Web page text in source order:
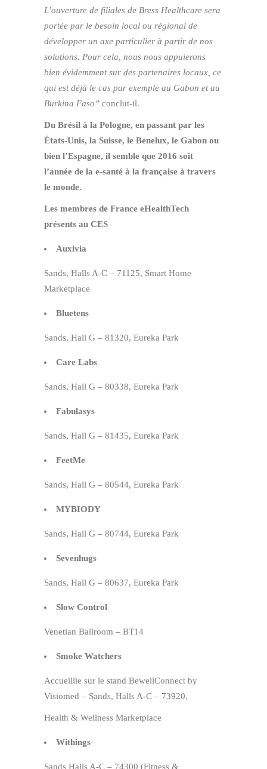
L’ouverture de filiales de Bress Healthcare sera
portée par le besoin local ou régional de
développer un axe particulier à partir de nos
solutions. Pour cela, nous nous appuierons
bien évidemment sur des partenaires locaux, ce
qui est déjà le cas par exemple au Gabon et au
Burkina Faso” conclut-il.
Du Brésil à la Pologne, en passant par les
États-Unis, la Suisse, le Benelux, le Gabon ou
bien l’Espagne, il semble que 2016 soit
l’année de la e-santé à la française à travers
le monde.
Les membres de France eHealthTech
présents au CES
Auxivia
Sands, Halls A-C – 71125, Smart Home
Marketplace
Bluetens
Sands, Hall G – 81320, Eureka Park
Care Labs
Sands, Hall G – 80338, Eureka Park
Fabulasys
Sands, Hall G – 81435, Eureka Park
FeetMe
Sands, Hall G – 80544, Eureka Park
MYBIODY
Sands, Hall G – 80744, Eureka Park
Sevenhugs
Sands, Hall G – 80637, Eureka Park
Slow Control
Venetian Ballroom – BT14
Smoke Watchers
Accueillie sur le stand BewellConnect by
Visiomed – Sands, Halls A-C – 73920,
Health & Wellness Marketplace
Withings
Sands Halls A-C – 74300 (Fitness &